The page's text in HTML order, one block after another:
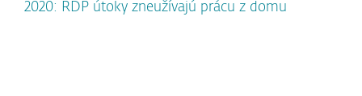
2020: RDP útoky zneužívajú prácu z domu